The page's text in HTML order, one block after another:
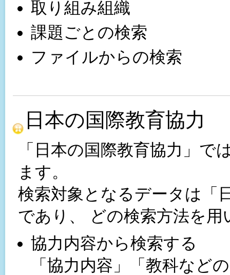
取り組み組織
課題ごとの検索
ファイルからの検索
日本の国際教育協力
「日本の国際教育協力」
ます。
検索対象となるデータは「
であり、 どの検索方法を用
協力内容から検索する
「協力内容」「教科など